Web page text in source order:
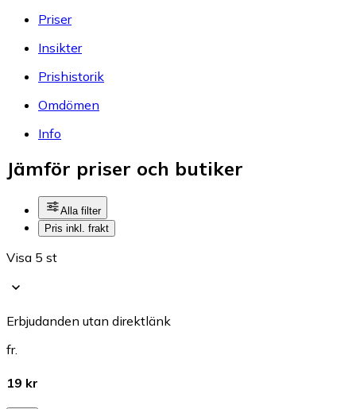
Priser
Insikter
Prishistorik
Omdömen
Info
Jämför priser och butiker
Alla filter
Pris inkl. frakt
Visa 5 st
Erbjudanden utan direktlänk
fr.
19 kr